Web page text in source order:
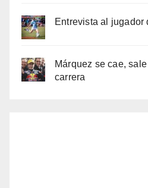
Entrevista al jugador
Márquez se cae,
carrera